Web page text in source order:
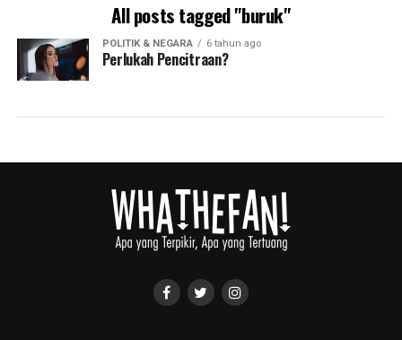
All posts tagged "buruk"
POLITIK & NEGARA 6 tahun ago
Perlukah Pencitraan?